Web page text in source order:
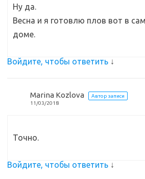
Ну да.
Весна и я готовлю плов вот в
доме.
Войдите, чтобы ответить ↓
Marina Kozlova
Автор записи
11/03/2018
Точно.
Войдите, чтобы ответить ↓